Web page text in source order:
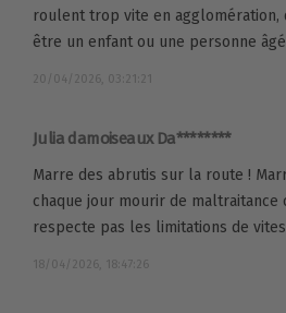
roulent trop vite en agglomération,
être un enfant ou une personne
20/04/2026, 03:21:21
Julia damoiseaux Da********
Marre des abrutis sur la route !
chaque jour mourir de maltraitance
respecte pas les limitations de
18/04/2026, 18:47:26